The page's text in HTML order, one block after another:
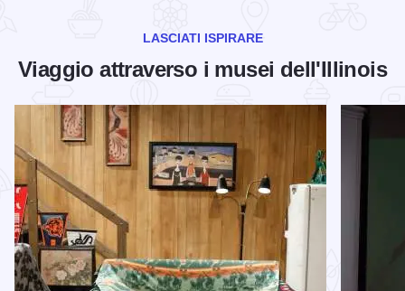
LASCIATI ISPIRARE
Viaggio attraverso i musei dell'Illinois
Scopri di più su 5 musei meno conosciuti di Chicago da
Scopri